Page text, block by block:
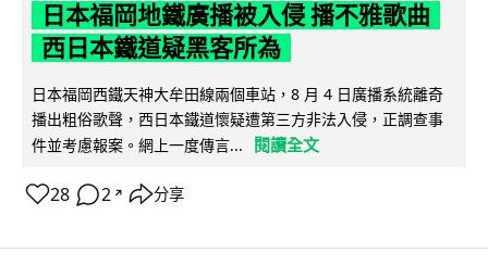
日本福岡地鐵廣播被入侵 播不雅歌曲
西日本鐵道疑黑客所為
日本福岡西鐵天神大牟田線兩個車站，8 月 4 日廣播系統離奇
播出粗俗歌聲，西日本鐵道懷疑遭第三方非法入侵，正調查事
件並考慮報案。網上一度傳言...
閱讀全文
28 2 ↗ 分享